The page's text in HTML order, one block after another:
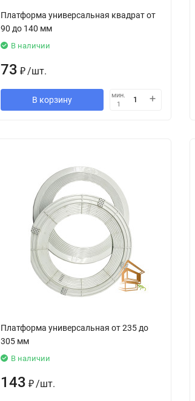
Платформа универсальная квадрат от
90 до 140 мм
В наличии
73 ₽/шт.
В корзину
мин.
1
Платформа универсальная от 235 до
305 мм
В наличии
143 ₽/шт.